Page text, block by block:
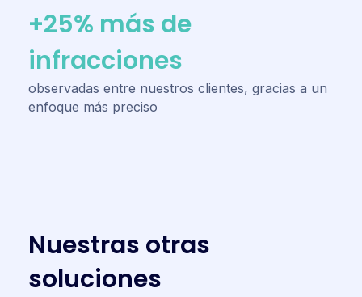
+25% más de
infracciones
observadas entre nuestros clientes, gracias a un
enfoque más preciso
Nuestras otras
soluciones